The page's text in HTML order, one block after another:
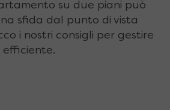
su due piani può
sfida dal punto di vista
i nostri consigli per gestire
efficiente.